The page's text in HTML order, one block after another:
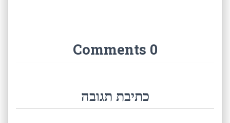
0 Comments
כתיבת תגובה